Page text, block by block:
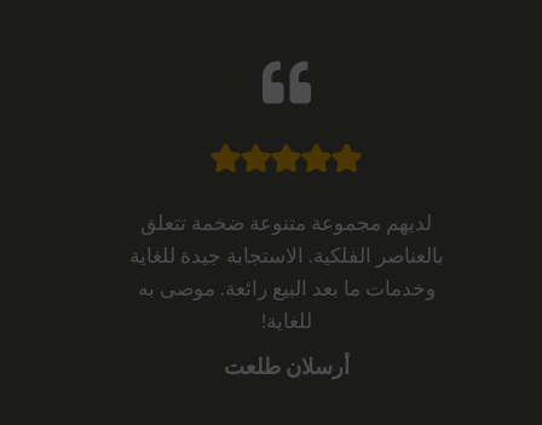
لديهم مجموعة متنوعة ضخمة تتعلق
بالعناصر الفلكية. الاستجابة جيدة للغاية
وخدمات ما بعد البيع رائعة. موصى به
للغاية!
أرسلان طلعت